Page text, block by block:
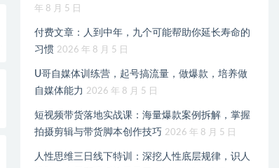
年 8 月 5 日
付费文章：人到中年，九个可能帮助你延长寿命的
习惯 2026 年 8 月 5 日
U哥自媒体训练营，起号搞流量，做爆款，培养做
自媒体能力 2026 年 8 月 5 日
短视频带货落地实战课：海量爆款案例拆解，掌握
拍摄剪辑与带货脚本创作技巧 2026 年 8 月 5 日
人性思维三日线下特训：深挖人性底层规律，识人